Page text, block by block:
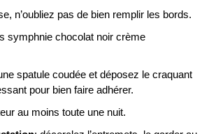
n’oubliez pas de bien remplir les bords.
spatule coudée et déposez le craquant
pour bien faire adhérer.
au moins toute une nuit.